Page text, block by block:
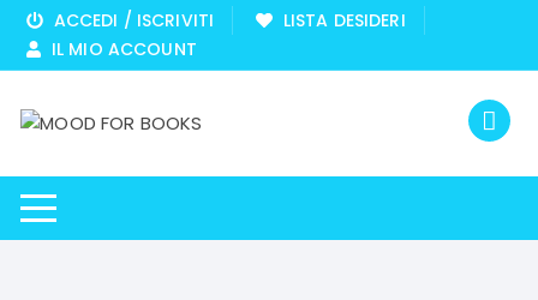
Vai
contenuto
ACCEDI / ISCRIVITI
LISTA DESIDERI
IL MIO ACCOUNT